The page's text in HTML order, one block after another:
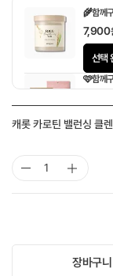
🌾함께
7,900
선택
🩷함께
캐롯 카로틴 밸런싱 클
장바구니